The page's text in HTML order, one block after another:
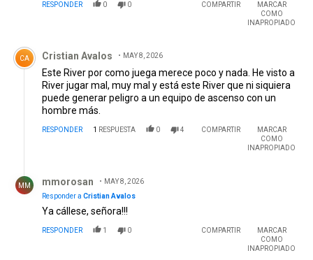
RESPONDER 0 0 COMPARTIR
MARCAR
COMO
INAPROPIADO
Comentario de Cristian Avalos.
CA Cristian Avalos MAY 8, 2026
Este River por como juega merece poco y nada. He visto a
River jugar mal, muy mal y está este River que ni siquiera
puede generar peligro a un equipo de ascenso con un
hombre más.
RESPONDER 1 RESPUESTA 0 4 COMPARTIR
MARCAR
COMO
INAPROPIADO
MM mmorosan
MAY 8, 2026
Responder a Cristian Avalos
Ya cállese, señora!!!
RESPONDER 1 0 COMPARTIR
MARCAR
COMO
INAPROPIADO